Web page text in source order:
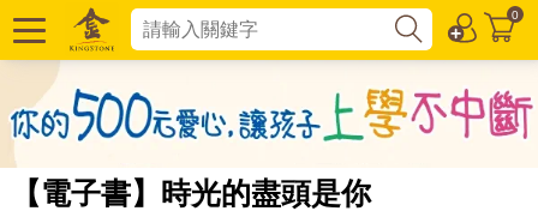
0
【電子書】時光的盡頭是你